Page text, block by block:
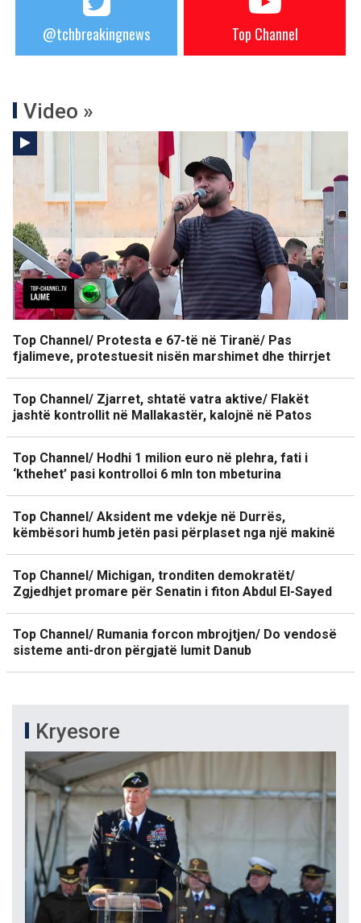
@tchbreakingnews Top Channel
Video »
Top Channel/ Protesta e 67-të në Tiranë/ Pas
fjalimeve, protestuesit nisën marshimet dhe thirrjet
Top Channel/ Zjarret, shtatë vatra aktive/ Flakët
jashtë kontrollit në Mallakastër, kalojnë në Patos
Top Channel/ Hodhi 1 milion euro në plehra, fati i
‘kthehet’ pasi kontrolloi 6 mln ton mbeturina
Top Channel/ Aksident me vdekje në Durrës,
këmbësori humb jetën pasi përplaset nga një makinë
Top Channel/ Michigan, tronditen demokratët/
Zgjedhjet promare për Senatin i fiton Abdul El-Sayed
Top Channel/ Rumania forcon mbrojtjen/ Do vendosë
sisteme anti-dron përgjatë lumit Danub
Kryesore